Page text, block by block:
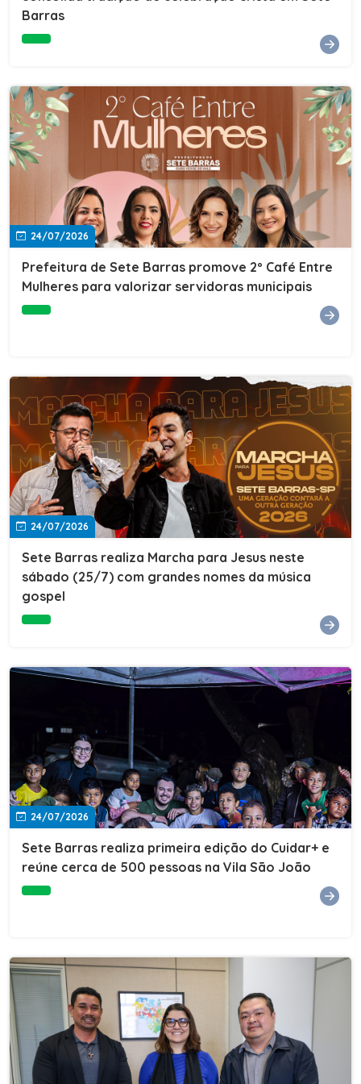
e do Instituto de Desenvolvimento Profissional
fundador da empresa Seu Consultor.Inscrições: FAÇA
AQUI
Barras
24/07/2026
Prefeitura de Sete Barras promove 2º Café Entre
Mulheres para valorizar servidoras municipais
24/07/2026
Sete Barras realiza Marcha para Jesus neste
sábado (25/7) com grandes nomes da música
gospel
24/07/2026
Sete Barras realiza primeira edição do Cuidar+ e
reúne cerca de 500 pessoas na Vila São João